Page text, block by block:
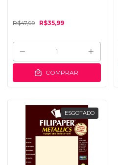
R$47,99 R$35,99
COMPRAR
ESGOTADO